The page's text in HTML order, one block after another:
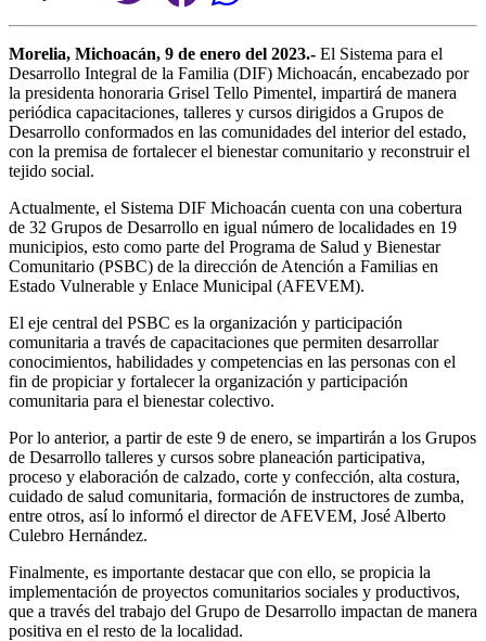
Morelia, Michoacán, 9 de enero del 2023.- El Sistema para el
Desarrollo Integral de la Familia (DIF) Michoacán, encabezado por
la presidenta honoraria Grisel Tello Pimentel, impartirá de manera
periódica capacitaciones, talleres y cursos dirigidos a Grupos de
Desarrollo conformados en las comunidades del interior del estado,
con la premisa de fortalecer el bienestar comunitario y reconstruir el
tejido social.
Actualmente, el Sistema DIF Michoacán cuenta con una cobertura
de 32 Grupos de Desarrollo en igual número de localidades en 19
municipios, esto como parte del Programa de Salud y Bienestar
Comunitario (PSBC) de la dirección de Atención a Familias en
Estado Vulnerable y Enlace Municipal (AFEVEM).
El eje central del PSBC es la organización y participación
comunitaria a través de capacitaciones que permiten desarrollar
conocimientos, habilidades y competencias en las personas con el
fin de propiciar y fortalecer la organización y participación
comunitaria para el bienestar colectivo.
Por lo anterior, a partir de este 9 de enero, se impartirán a los Grupos
de Desarrollo talleres y cursos sobre planeación participativa,
proceso y elaboración de calzado, corte y confección, alta costura,
cuidado de salud comunitaria, formación de instructores de zumba,
entre otros, así lo informó el director de AFEVEM, José Alberto
Culebro Hernández.
Finalmente, es importante destacar que con ello, se propicia la
implementación de proyectos comunitarios sociales y productivos,
que a través del trabajo del Grupo de Desarrollo impactan de manera
positiva en el resto de la localidad.